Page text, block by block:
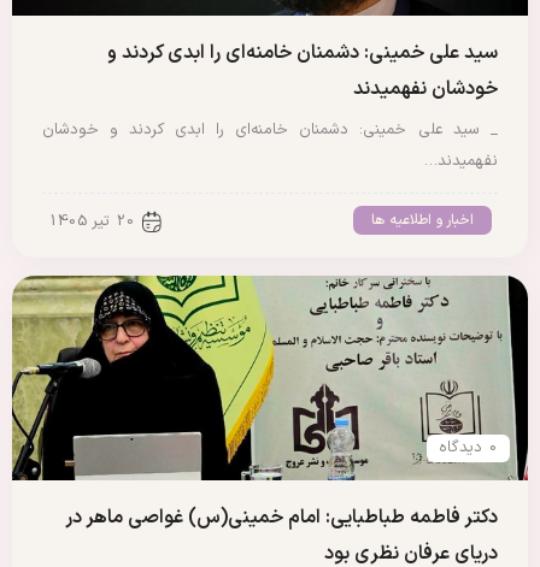
سید علی خمینی: دشمنان خامنه‌ای را ابدی کردند و
خودشان نفهمیدند
_ سید علی خمینی: دشمنان خامنه‌ای را ابدی کردند و خودشان
نفهمیدند…
اخبار و اطلاعیه ها 20 تیر 1405
0 دیدگاه
دکتر فاطمه طباطبایی: امام خمینی(س) غواصی ماهر در
دریای عرفان نظری بود